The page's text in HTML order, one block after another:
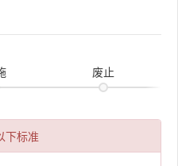
废止
下标准